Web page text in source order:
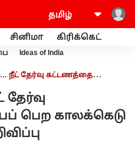
சினிமா கிரிக்கெட்
Ideas of India
நீட் தேர்வு கட்டணத்தை
பெற காலக்கெடு